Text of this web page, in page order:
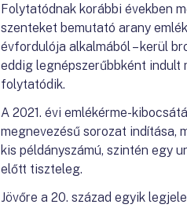
Folytatódnak korábbi években
szenteket bemutató arany
évfordulója alkalmából – kerül
eddig legnépszerűbbként indult
folytatódik.
A 2021. évi emlékérme-
megnevezésű sorozat indítása,
kis példányszámú, szintén egy
előtt tiszteleg.
Jövőre a 20. század egyik